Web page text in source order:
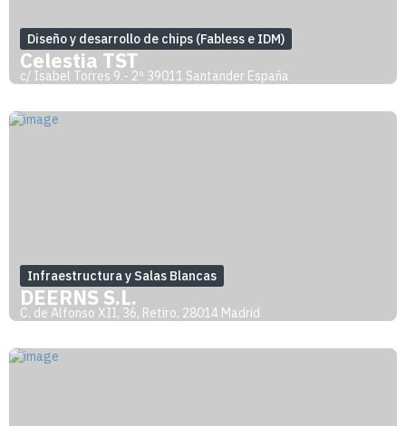
Diseño y desarrollo de chips (Fabless e IDM)
Celestia TST
c/ Isabel Torres 9.- 2º 39011 Santander España
Infraestructura y Salas Blancas
DEERNS S.L.
C. de Alfonso XII, 36, Retiro, 28014 Madrid